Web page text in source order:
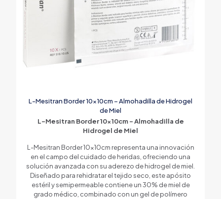
L-Mesitran Border 10x10cm – Almohadilla de Hidrogel
de Miel
L-Mesitran Border 10x10cm – Almohadilla de
Hidrogel de Miel
L-Mesitran Border 10x10cm representa una innovación
en el campo del cuidado de heridas, ofreciendo una
solución avanzada con su aderezo de hidrogel de miel.
Diseñado para rehidratar el tejido seco, este apósito
estéril y semipermeable contiene un 30% de miel de
grado médico, combinado con un gel de polímero